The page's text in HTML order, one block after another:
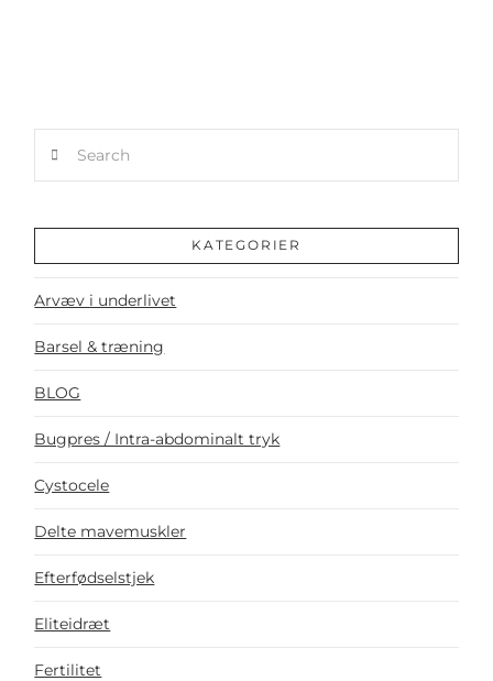
KATEGORIER
Arvæv i underlivet
Barsel & træning
BLOG
Bugpres / Intra-abdominalt tryk
Cystocele
Delte mavemuskler
Efterfødselstjek
Eliteidræt
Fertilitet